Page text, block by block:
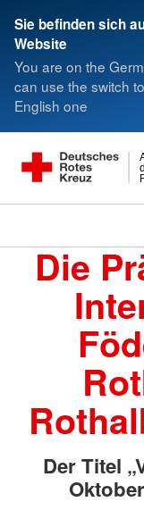
Sie befinden sich
Website
You are on the
can use the switch
English one
Die
Der Titel